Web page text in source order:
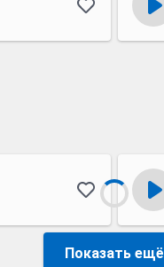
Показать ещё